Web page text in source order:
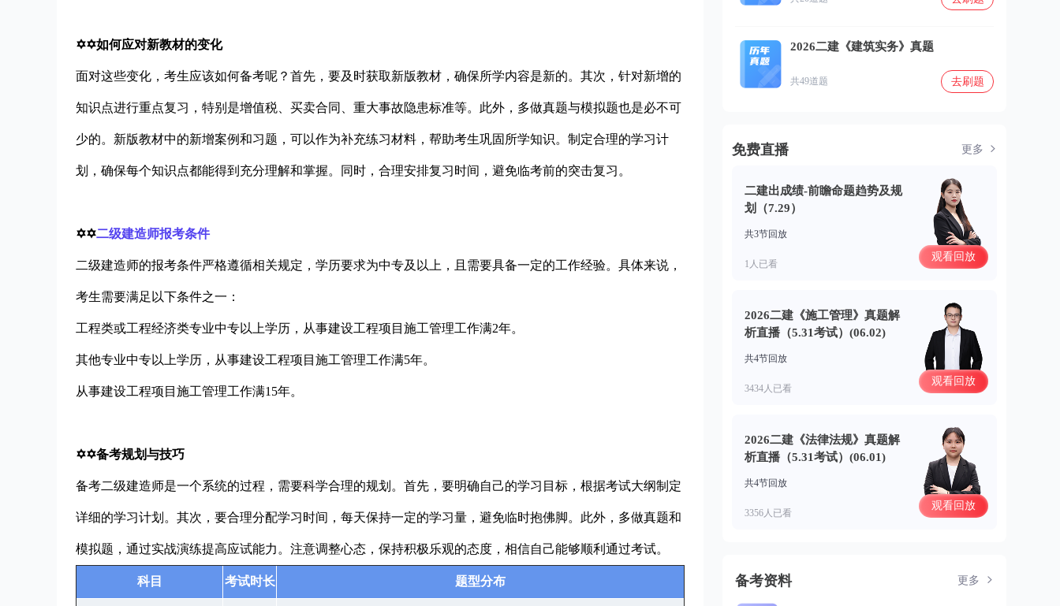
✡✡如何应对新教材的变化
面对这些变化，考生应该如何备考呢？首先，要及时获取新版教材，确保所学内容是新的。其次，针对新增的
知识点进行重点复习，特别是增值税、买卖合同、重大事故隐患标准等。此外，多做真题与模拟题也是必不可
少的。新版教材中的新增案例和习题，可以作为补充练习材料，帮助考生巩固所学知识。制定合理的学习计
划，确保每个知识点都能得到充分理解和掌握。同时，合理安排复习时间，避免临考前的突击复习。
✡✡二级建造师报考条件
二级建造师的报考条件严格遵循相关规定，学历要求为中专及以上，且需要具备一定的工作经验。具体来说，
考生需要满足以下条件之一：
工程类或工程经济类专业中专以上学历，从事建设工程项目施工管理工作满2年。
其他专业中专以上学历，从事建设工程项目施工管理工作满5年。
从事建设工程项目施工管理工作满15年。
✡✡备考规划与技巧
备考二级建造师是一个系统的过程，需要科学合理的规划。首先，要明确自己的学习目标，根据考试大纲制定
详细的学习计划。其次，要合理分配学习时间，每天保持一定的学习量，避免临时抱佛脚。此外，多做真题和
模拟题，通过实战演练提高应试能力。注意调整心态，保持积极乐观的态度，相信自己能够顺利通过考试。
科目 考试时长 题型分布
2026二建《建筑实务》真题
共49道题 去刷题
免费直播 更多
二建出成绩-前瞻命题趋势及规
划（7.29）
共3节回放
1人已看
观看回放
2026二建《施工管理》真题解
析直播（5.31考试）(06.02)
共4节回放
3434人已看
观看回放
2026二建《法律法规》真题解
析直播（5.31考试）(06.01)
共4节回放
3356人已看
观看回放
备考资料 更多